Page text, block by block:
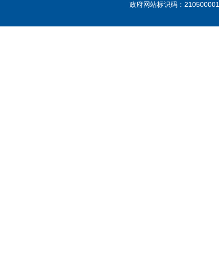
政府网站标识码：